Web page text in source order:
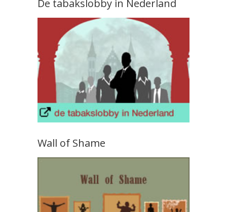
De tabakslobby in Nederland
Wall of Shame